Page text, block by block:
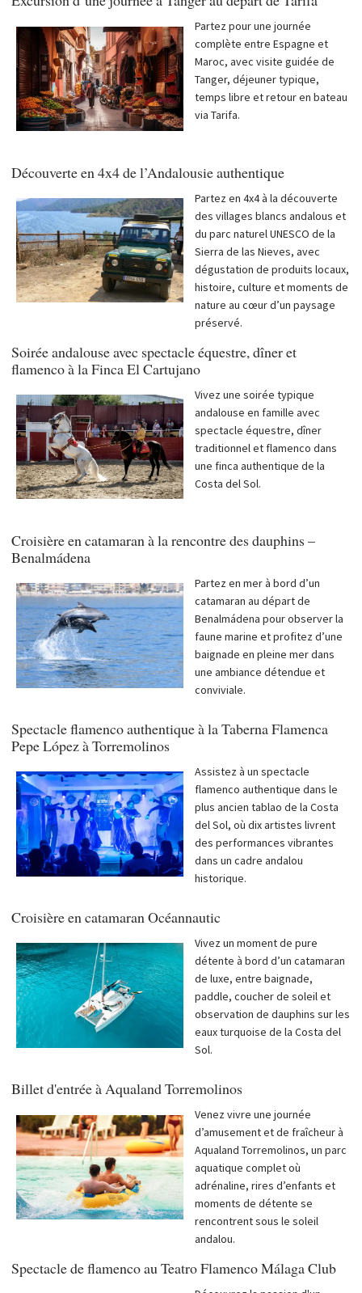
Partez pour une journée
complète entre Espagne et
Maroc, avec visite guidée de
Tanger, déjeuner typique,
temps libre et retour en bateau
via Tarifa.
Découverte en 4x4 de l’Andalousie authentique
Partez en 4x4 à la découverte
des villages blancs andalous et
du parc naturel UNESCO de la
Sierra de las Nieves, avec
dégustation de produits locaux,
histoire, culture et moments de
nature au cœur d’un paysage
préservé.
Soirée andalouse avec spectacle équestre, dîner et
flamenco à la Finca El Cartujano
Vivez une soirée typique
andalouse en famille avec
spectacle équestre, dîner
traditionnel et flamenco dans
une finca authentique de la
Costa del Sol.
Croisière en catamaran à la rencontre des dauphins –
Benalmádena
Partez en mer à bord d’un
catamaran au départ de
Benalmádena pour observer la
faune marine et profitez d’une
baignade en pleine mer dans
une ambiance détendue et
conviviale.
Spectacle flamenco authentique à la Taberna Flamenca
Pepe López à Torremolinos
Assistez à un spectacle
flamenco authentique dans le
plus ancien tablao de la Costa
del Sol, où dix artistes livrent
des performances vibrantes
dans un cadre andalou
historique.
Croisière en catamaran Océannautic
Vivez un moment de pure
détente à bord d’un catamaran
de luxe, entre baignade,
paddle, coucher de soleil et
observation de dauphins sur les
eaux turquoise de la Costa del
Sol.
Billet d'entrée à Aqualand Torremolinos
Venez vivre une journée
d’amusement et de fraîcheur à
Aqualand Torremolinos, un parc
aquatique complet où
adrénaline, rires d’enfants et
moments de détente se
rencontrent sous le soleil
andalou.
Spectacle de flamenco au Teatro Flamenco Málaga Club